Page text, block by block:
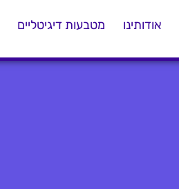
אודותינו מטבעות דיגיטליים